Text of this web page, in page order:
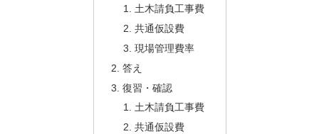
土木請負工事費
共通仮設費
現場管理費率
答え
復習・確認
土木請負工事費
共通仮設費